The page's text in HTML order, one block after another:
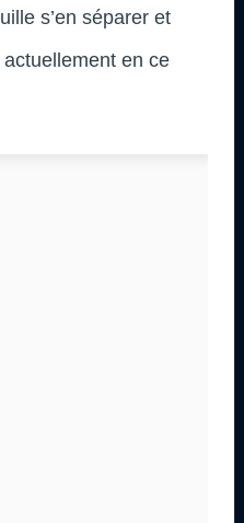
s’en séparer et
en ce